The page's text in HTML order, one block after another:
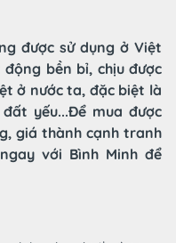
được sử dụng ở Việt
bền bỉ, chịu được
ở nước ta, đặc biệt là
yếu...Để mua được
giá thành cạnh tranh
với Bình Minh để